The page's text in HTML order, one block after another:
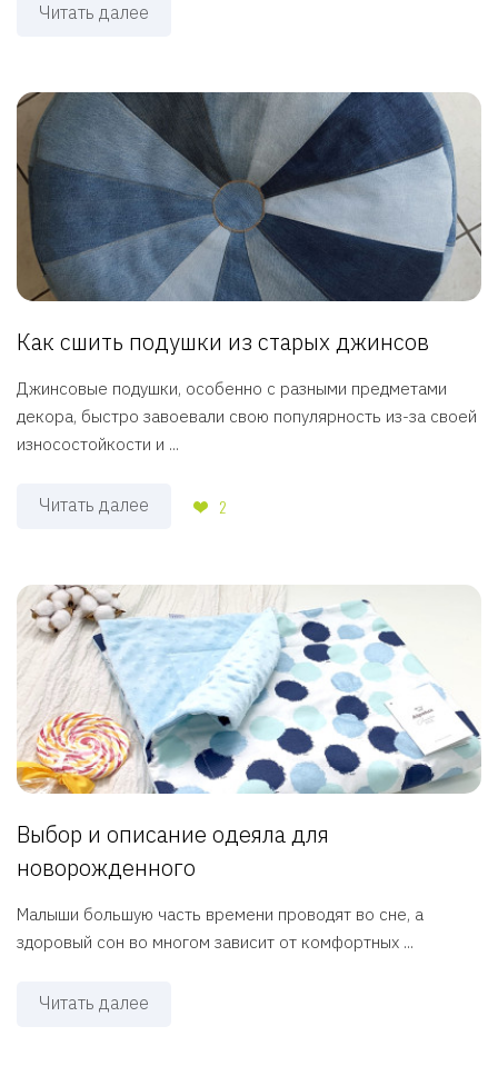
Читать далее
Как сшить подушки из старых джинсов
Джинсовые подушки, особенно с разными предметами
декора, быстро завоевали свою популярность из-за своей
износостойкости и ...
Читать далее 2
Выбор и описание одеяла для
новорожденного
Малыши большую часть времени проводят во сне, а
здоровый сон во многом зависит от комфортных ...
Читать далее